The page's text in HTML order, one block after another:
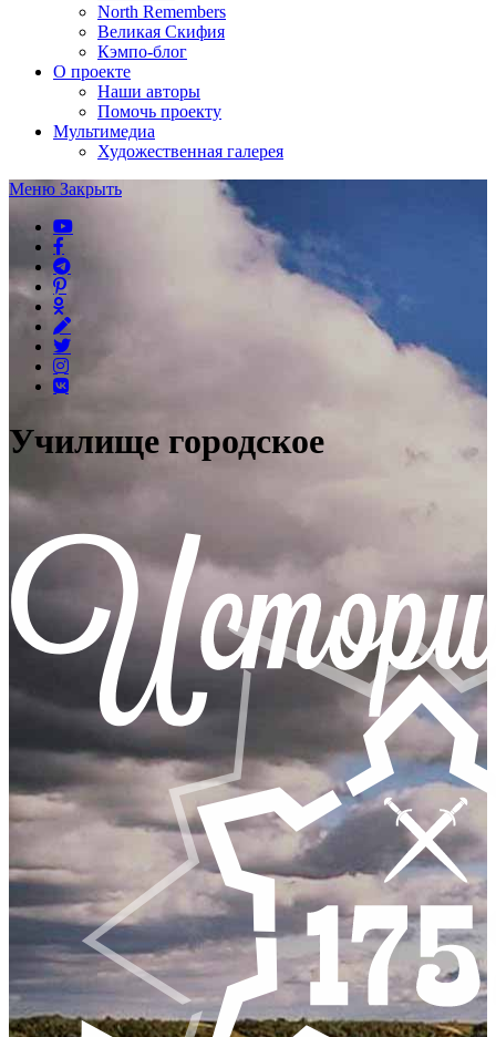
North Remembers
Великая Скифия
Кэмпо-блог
О проекте
Наши авторы
Помочь проекту
Мультимедиа
Художественная галерея
Меню Закрыть
Училище городское